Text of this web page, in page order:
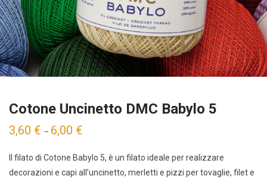
Cotone Uncinetto DMC Babylo 5
3,60 € – 6,00 €
Il filato di Cotone Babylo 5, è un filato ideale per realizzare
decorazioni e capi all’uncinetto, merletti e pizzi per tovaglie, filet e